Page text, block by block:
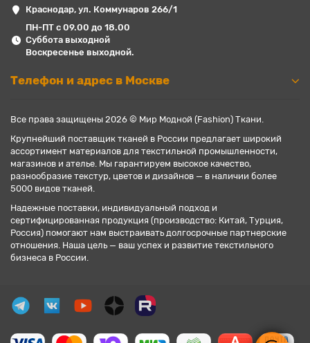
Краснодар, ул. Коммунаров 266/1
ПН-ПТ с 09.00 до 18.00
Суббота выходной
Воскресенье выходной.
Телефон и адрес в Москве
Все права защищены 2026 © Мир Модной (Fashion) Ткани.
Крупнейший поставщик тканей в России предлагает широкий
ассортимент материалов для текстильной промышленности,
магазинов и ателье. Мы гарантируем высокое качество,
разнообразие текстур, цветов и дизайнов — в наличии более
5000 видов тканей.
Надежные поставки, индивидуальный подход и
сертифицированная продукция (производство: Китай, Турция,
Россия) помогают нам выстраивать долгосрочные партнерские
отношения. Наша цель — ваш успех и развитие текстильного
бизнеса в России.